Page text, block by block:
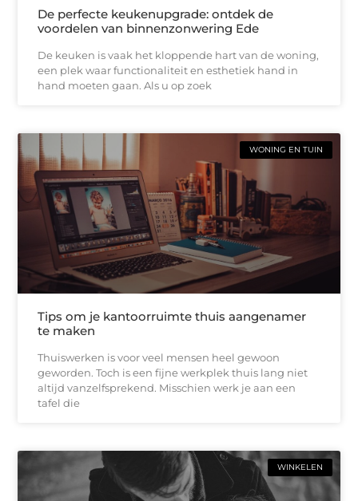
De perfecte keukenupgrade: ontdek de
voordelen van binnenzonwering Ede
De keuken is vaak het kloppende hart van de woning,
een plek waar functionaliteit en esthetiek hand in
hand moeten gaan. Als u op zoek
WONING EN TUIN
Tips om je kantoorruimte thuis aangenamer
te maken
Thuiswerken is voor veel mensen heel gewoon
geworden. Toch is een fijne werkplek thuis lang niet
altijd vanzelfsprekend. Misschien werk je aan een
tafel die
WINKELEN